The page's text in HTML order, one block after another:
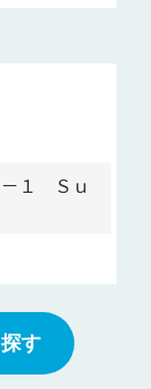
－１ Ｓｕ
す